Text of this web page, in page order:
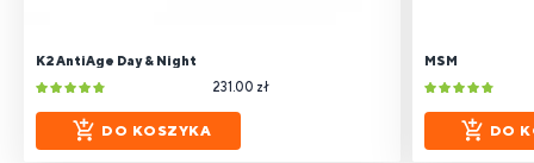
K2 AntiAge Day & Night
231.00 zł
DO KOSZYKA
MSM
DO